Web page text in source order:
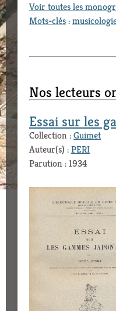
Voir toutes les
Mots-clés:
Nos lecteurs
Essai sur les
Collection :Guimet
Auteur(s) :PERI
Parution : 1934